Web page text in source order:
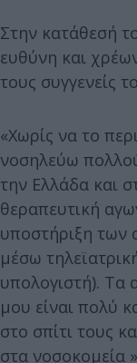
Στην κατάθεσή
ευθύνη και
τους συγγενείς
«Χωρίς να το
νοσηλεύω
την Ελλάδα και
θεραπευτική
υποστήριξη των
μέσω
υπολογιστή). Τα
μου είναι πολύ
στο σπίτι τους
στα νοσοκομεία